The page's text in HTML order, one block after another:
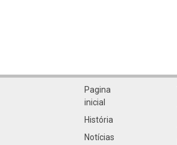
Pagina
inicial
História
Notícias